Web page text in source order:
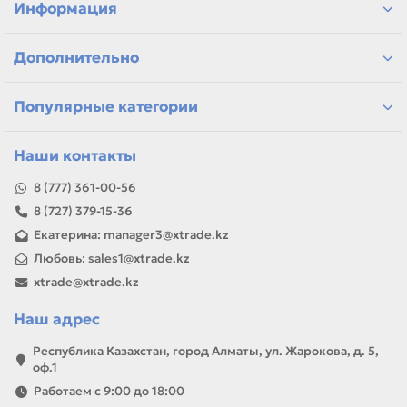
ремонта, заправки, печати или пополнения складского
Информация
Дополнительно
Популярные категории
Наши контакты
8 (777) 361-00-56
8 (727) 379-15-36
Екатерина: manager3@xtrade.kz
Любовь: sales1@xtrade.kz
xtrade@xtrade.kz
Наш адрес
Республика Казахстан, город Алматы, ул. Жарокова, д. 5,
оф.1
Работаем с 9:00 до 18:00